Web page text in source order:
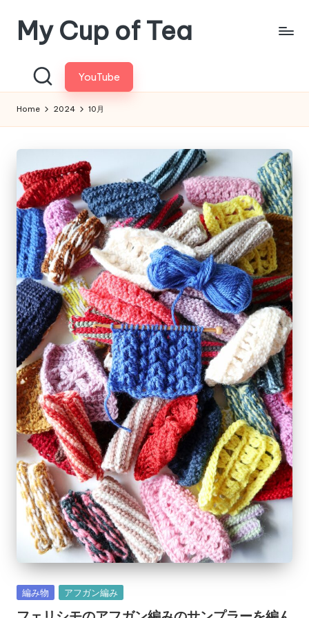
content
My Cup of Tea
YouTube
Home 2024 10月
Posted
編み物 アフガン編み